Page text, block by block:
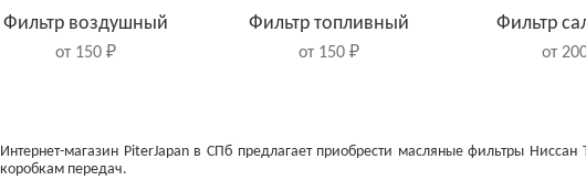
Фильтр воздушный
от 150 ₽
Фильтр топливный
от 150 ₽
Фильтр
от
Интернет-магазин PiterJapan в СПб предлагает приобрести масляные фильтры
коробкам передач.